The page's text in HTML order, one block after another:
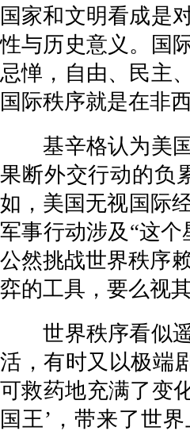
国家和文明看成是
性与历史意义。国
忌惮，自由、民主
国际秩序就是在非
基辛格认为美国
果断外交行动的负
如，美国无视国际
军事行动涉及“这
公然挑战世界秩序
弈的工具，要么视
世界秩序看似遥
活，有时又以极端
可救药地充满了变
国王’，带来了世